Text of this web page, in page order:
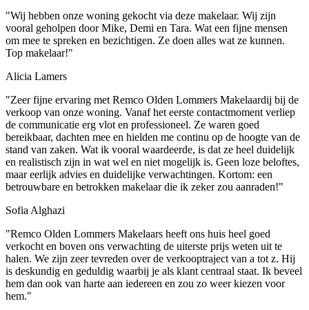
"Wij hebben onze woning gekocht via deze makelaar. Wij zijn
vooral geholpen door Mike, Demi en Tara. Wat een fijne mensen
om mee te spreken en bezichtigen. Ze doen alles wat ze kunnen.
Top makelaar!"
Alicia Lamers
"Zeer fijne ervaring met Remco Olden Lommers Makelaardij bij de
verkoop van onze woning. Vanaf het eerste contactmoment verliep
de communicatie erg vlot en professioneel. Ze waren goed
bereikbaar, dachten mee en hielden me continu op de hoogte van de
stand van zaken. Wat ik vooral waardeerde, is dat ze heel duidelijk
en realistisch zijn in wat wel en niet mogelijk is. Geen loze beloftes,
maar eerlijk advies en duidelijke verwachtingen. Kortom: een
betrouwbare en betrokken makelaar die ik zeker zou aanraden!"
Sofia Alghazi
"Remco Olden Lommers Makelaars heeft ons huis heel goed
verkocht en boven ons verwachting de uiterste prijs weten uit te
halen. We zijn zeer tevreden over de verkooptraject van a tot z. Hij
is deskundig en geduldig waarbij je als klant centraal staat. Ik beveel
hem dan ook van harte aan iedereen en zou zo weer kiezen voor
hem."